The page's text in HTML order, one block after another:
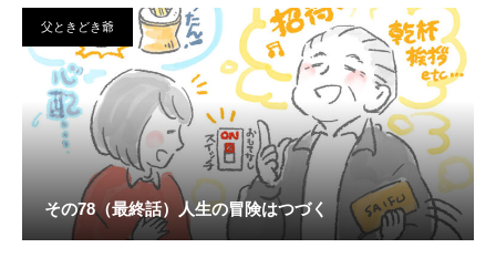
父ときどき爺
その78（最終話）人生の冒険はつづく